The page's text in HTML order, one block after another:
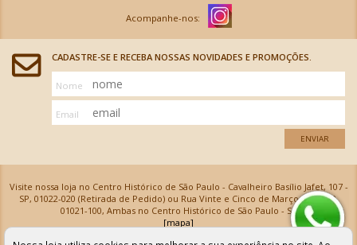
CADASTRE-SE E RECEBA NOSSAS NOVIDADES E PROMOÇÕES.
Nome
Email
ENVIAR
Visite nossa loja no Centro Histórico de São Paulo - Cavalheiro Basílio Jafet, 107 -
SP, 01022-020 (Retirada de Pedido) ou Rua Vinte e Cinco de Março, 576 - SP,
01021-100, Ambas no Centro Histórico de São Paulo - SP
[mapa]
Armarinhos Santa Cecília Ltda | CNPJ: 61.069.639/0001-18